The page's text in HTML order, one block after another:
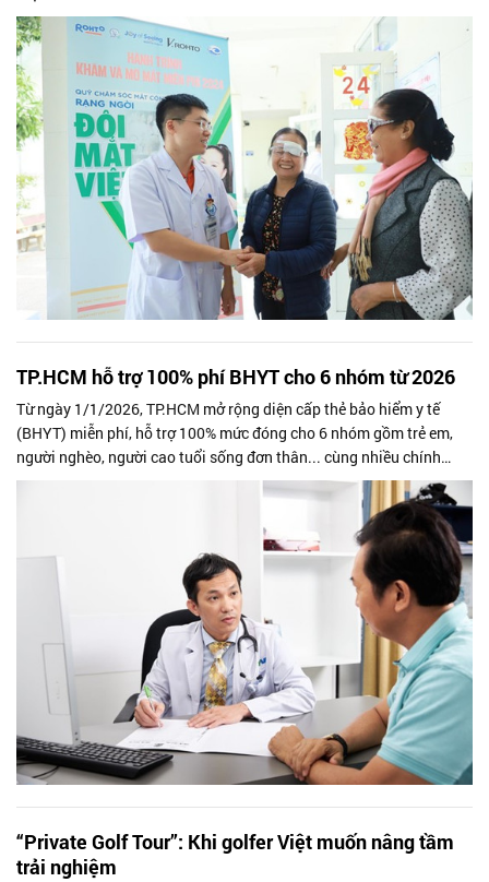
TP.HCM hỗ trợ 100% phí BHYT cho 6 nhóm từ 2026
Từ ngày 1/1/2026, TP.HCM mở rộng diện cấp thẻ bảo hiểm y tế
(BHYT) miễn phí, hỗ trợ 100% mức đóng cho 6 nhóm gồm trẻ em,
người nghèo, người cao tuổi sống đơn thân... cùng nhiều chính
sách y tế mới có hiệu...
“Private Golf Tour”: Khi golfer Việt muốn nâng tầm
trải nghiệm